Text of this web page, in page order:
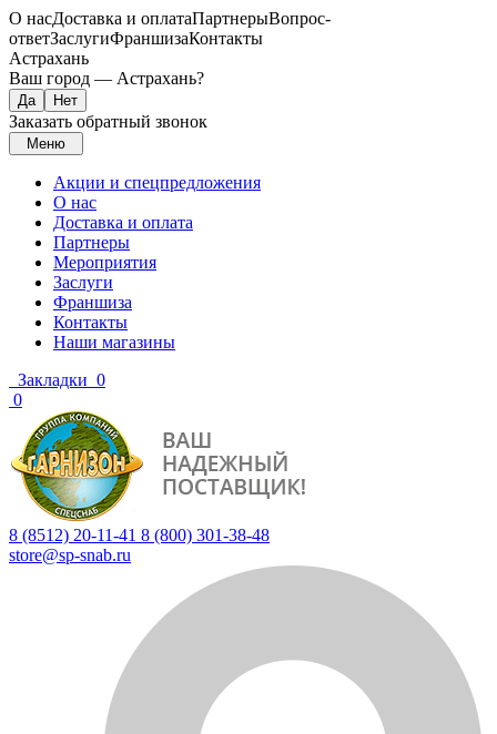
О насДоставка и оплатаПартнерыВопрос-
ответЗаслугиФраншизаКонтакты
Астрахань
Ваш город — Астрахань?
Заказать обратный звонок
Меню
Акции и спецпредложения
О нас
Доставка и оплата
Партнеры
Мероприятия
Заслуги
Франшиза
Контакты
Наши магазины
Закладки 0
0
8 (8512) 20-11-41 8 (800) 301-38-48
store@sp-snab.ru